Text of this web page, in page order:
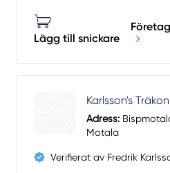
Lägg till snickare
Karlsson's
Adress:
Motala
Verifierat av Fredrik